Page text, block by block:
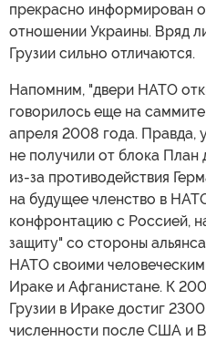
прекрасно информирован о
отношении Украины. Вряд
Грузии сильно отличаются.
Напомним, "двери НАТО
говорилось еще на
апреля 2008 года. Правда,
не получили от блока План
из-за противодействия
на будущее членство в
конфронтацию с Россией,
защиту" со стороны
НАТО своими
Ираке и Афганистане. К
Грузии в Ираке достиг
численности после США и